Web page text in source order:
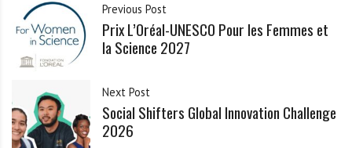
Previous Post
Prix L’Oréal-UNESCO Pour les Femmes et
la Science 2027
Next Post
Social Shifters Global Innovation Challenge
2026